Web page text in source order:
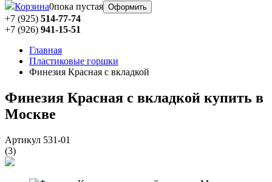
Корзина0пока пустая Оформить
+7 (925) 514-77-74
+7 (926) 941-15-51
Главная
Пластиковые горшки
Финезия Красная с вкладкой
Финезия Красная с вкладкой купить в
Москве
Артикул 531-01
(3)